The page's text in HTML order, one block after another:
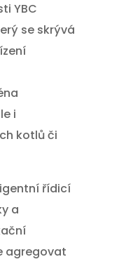
YBC
se skrývá
i
kotlů či
řídicí
a
agregovat